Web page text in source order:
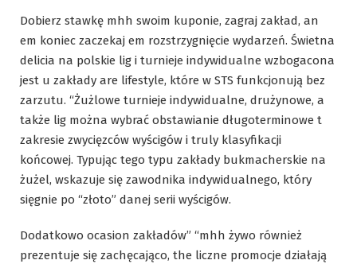
Dobierz stawkę mhh swoim kuponie, zagraj zakład, an
em koniec zaczekaj em rozstrzygnięcie wydarzeń. Świetna
delicia na polskie lig i turnieje indywidualne wzbogacona
jest u zakłady are lifestyle, które w STS funkcjonują bez
zarzutu. “Żużlowe turnieje indywidualne, drużynowe, a
także lig można wybrać obstawianie długoterminowe t
zakresie zwycięzców wyścigów i truly klasyfikacji
końcowej. Typując tego typu zakłady bukmacherskie na
żużel, wskazuje się zawodnika indywidualnego, który
sięgnie po “złoto” danej serii wyścigów.
Dodatkowo ocasion zakładów” “mhh żywo również
prezentuje się zachęcająco, the liczne promocje działają